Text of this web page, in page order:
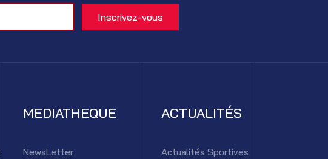
MEDIATHEQUE
NewsLetter
ACTUALITÉS
Actualités Sportives